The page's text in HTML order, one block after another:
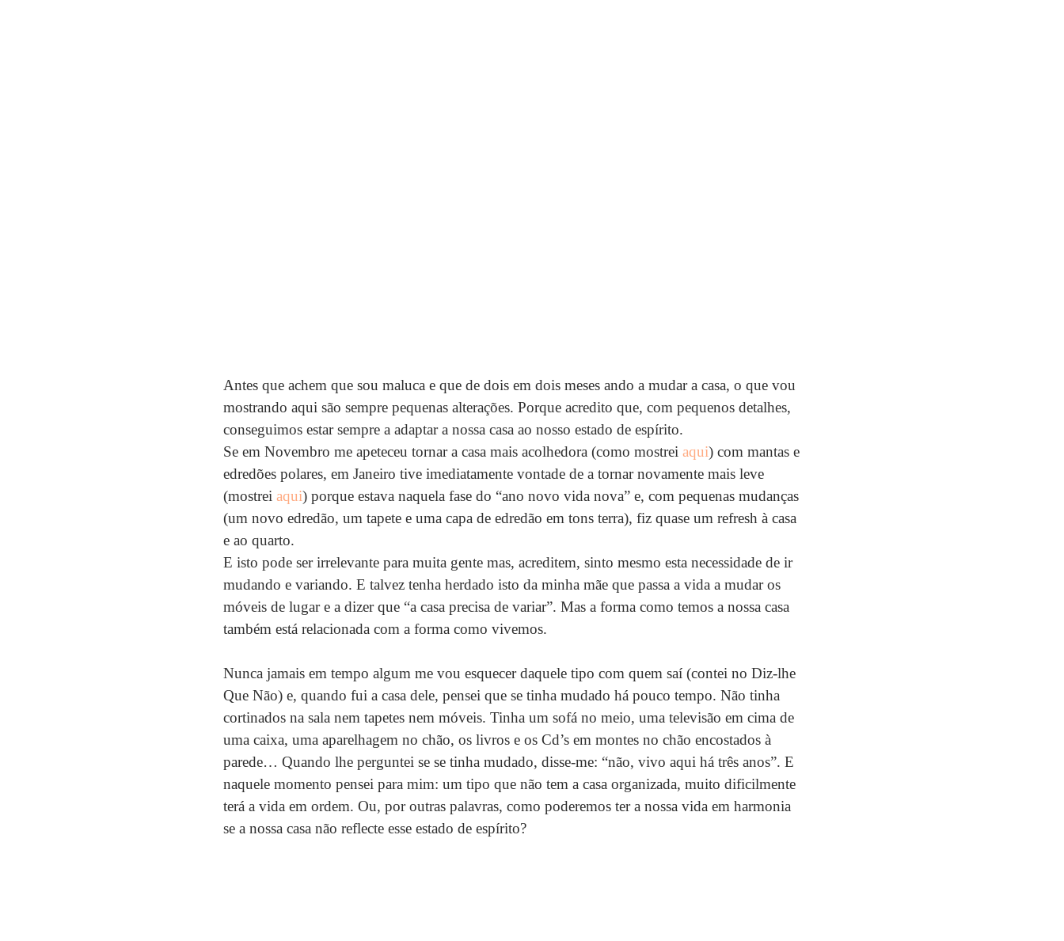
Antes que achem que sou maluca e que de dois em dois meses ando a mudar a casa, o que vou
mostrando aqui são sempre pequenas alterações. Porque acredito que, com pequenos detalhes,
conseguimos estar sempre a adaptar a nossa casa ao nosso estado de espírito.
Se em Novembro me apeteceu tornar a casa mais acolhedora (como mostrei aqui) com mantas e
edredões polares, em Janeiro tive imediatamente vontade de a tornar novamente mais leve
(mostrei aqui) porque estava naquela fase do “ano novo vida nova” e, com pequenas mudanças
(um novo edredão, um tapete e uma capa de edredão em tons terra), fiz quase um refresh à casa
e ao quarto.
E isto pode ser irrelevante para muita gente mas, acreditem, sinto mesmo esta necessidade de ir
mudando e variando. E talvez tenha herdado isto da minha mãe que passa a vida a mudar os
móveis de lugar e a dizer que “a casa precisa de variar”. Mas a forma como temos a nossa casa
também está relacionada com a forma como vivemos.
Nunca jamais em tempo algum me vou esquecer daquele tipo com quem saí (contei no Diz-lhe
Que Não) e, quando fui a casa dele, pensei que se tinha mudado há pouco tempo. Não tinha
cortinados na sala nem tapetes nem móveis. Tinha um sofá no meio, uma televisão em cima de
uma caixa, uma aparelhagem no chão, os livros e os Cd’s em montes no chão encostados à
parede… Quando lhe perguntei se se tinha mudado, disse-me: “não, vivo aqui há três anos”. E
naquele momento pensei para mim: um tipo que não tem a casa organizada, muito dificilmente
terá a vida em ordem. Ou, por outras palavras, como poderemos ter a nossa vida em harmonia
se a nossa casa não reflecte esse estado de espírito?